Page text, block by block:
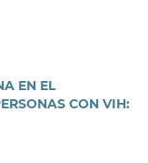
EN EL
CON VIH: